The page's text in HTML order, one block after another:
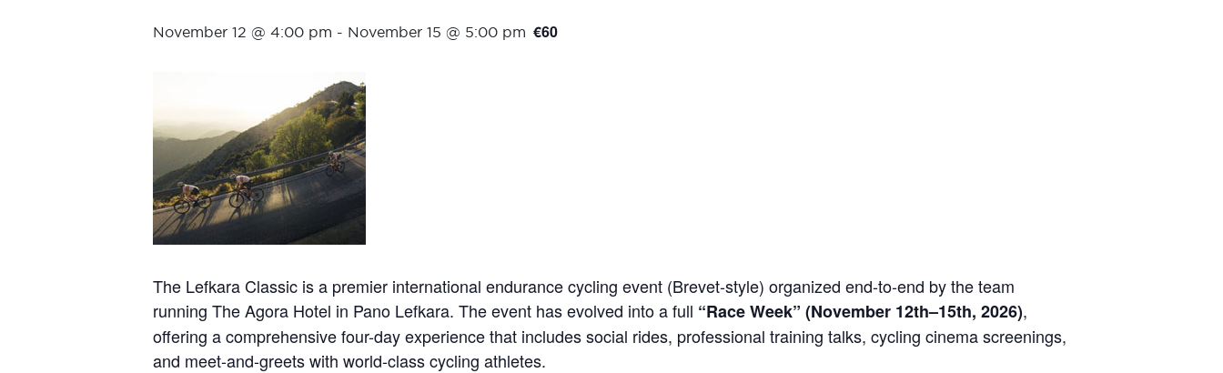
November 12 @ 4:00 pm - November 15 @ 5:00 pm €60
The Lefkara Classic is a premier international endurance cycling event (Brevet-style) organized end-to-end by the team
running The Agora Hotel in Pano Lefkara. The event has evolved into a full “Race Week” (November 12th–15th, 2026),
offering a comprehensive four-day experience that includes social rides, professional training talks, cycling cinema screenings,
and meet-and-greets with world-class cycling athletes.